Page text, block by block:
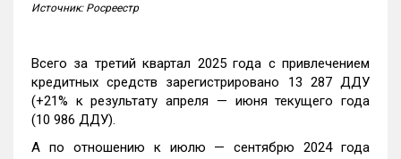
Источник: Росреестр
Всего за третий квартал 2025 года с привлечением
кредитных средств зарегистрировано 13 287 ДДУ
(+21% к результату апреля — июня текущего года
(10 986 ДДУ).
А по отношению к июлю — сентябрю 2024 года